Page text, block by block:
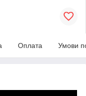
Оплата Умови